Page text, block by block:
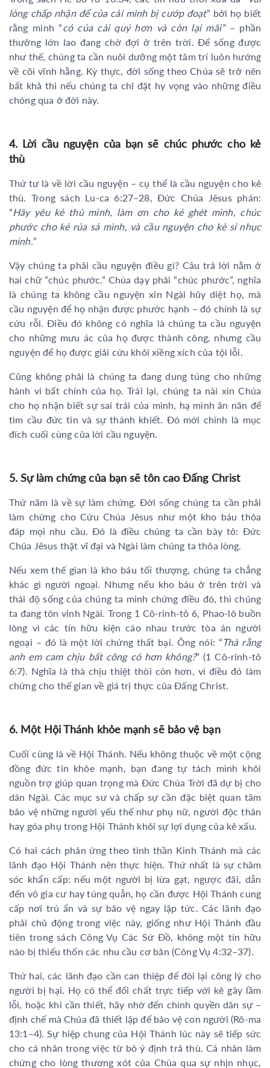
lòng chấp nhận để của cải mình bị cướp đoạt” bởi họ biết
rằng mình “có của cải quý hơn và còn lại mãi”– phần
thưởng lớn lao đang chờ đợi ở trên trời. Để sống được
như thế, chúng ta cần nuôi dưỡng một tâm trí luôn hướng
về cõi vĩnh hằng. Kỳ thực, đời sống theo Chúa sẽ trở nên
bất khả thi nếu chúng ta chỉ đặt hy vọng vào những điều
chóng qua ở đời này.
4. Lời cầu nguyện của bạn sẽ chúc phước cho kẻ
thù
Thứ tư là về lời cầu nguyện – cụ thể là cầu nguyện cho kẻ
thù. Trong sách Lu-ca 6:27–28, Đức Chúa Jêsus phán:
“Hãy yêu kẻ thù mình, làm ơn cho kẻ ghét mình, chúc
phước cho kẻ rủa sả mình, và cầu nguyện cho kẻ sỉ nhục
mình.”
Vậy chúng ta phải cầu nguyện điều gì? Câu trả lời nằm ở
hai chữ “chúc phước.” Chúa dạy phải “chúc phước”, nghĩa
là chúng ta không cầu nguyện xin Ngài hủy diệt họ, mà
cầu nguyện để họ nhận được phước hạnh – đó chính là sự
cứu rỗi. Điều đó không có nghĩa là chúng ta cầu nguyện
cho những mưu ác của họ được thành công, nhưng cầu
nguyện để họ được giải cứu khỏi xiềng xích của tội lỗi.
Cũng không phải là chúng ta đang dung túng cho những
hành vi bất chính của họ. Trái lại, chúng ta nài xin Chúa
cho họ nhận biết sự sai trái của mình, hạ mình ăn năn để
tìm cầu đức tin và sự thánh khiết. Đó mới chính là mục
đích cuối cùng của lời cầu nguyện.
5. Sự làm chứng của bạn sẽ tôn cao Đấng Christ
Thứ năm là về sự làm chứng. Đời sống chúng ta cần phải
làm chứng cho Cứu Chúa Jêsus như một kho báu thỏa
đáp mọi nhu cầu. Đó là điều chúng ta cần bày tỏ: Đức
Chúa Jêsus thật vĩ đại và Ngài làm chúng ta thỏa lòng.
Nếu xem thế gian là kho báu tối thượng, chúng ta chẳng
khác gì người ngoại. Nhưng nếu kho báu ở trên trời và
thái độ sống của chúng ta minh chứng điều đó, thì chúng
ta đang tôn vinh Ngài. Trong 1 Cô-rinh-tô 6, Phao-lô buồn
lòng vì các tín hữu kiện cáo nhau trước tòa án người
ngoại – đó là một lời chứng thất bại. Ông nói: “ Thà rằng
anh em cam chịu bất công có hơn không?” (1 Cô-rinh-tô
6:7). Nghĩa là thà chịu thiệt thòi còn hơn, vì điều đó làm
chứng cho thế gian về giá trị thực của Đấng Christ.
6. Một Hội Thánh khỏe mạnh sẽ bảo vệ bạn
Cuối cùng là về Hội Thánh. Nếu không thuộc về một cộng
đồng đức tin khỏe mạnh, bạn đang tự tách mình khỏi
nguồn trợ giúp quan trọng mà Đức Chúa Trời đã dự bị cho
dân Ngài. Các mục sư và chấp sự cần đặc biệt quan tâm
bảo vệ những người yếu thế như phụ nữ, người độc thân
hay góa phụ trong Hội Thánh khỏi sự lợi dụng của kẻ xấu.
Có hai cách phản ứng theo tinh thần Kinh Thánh mà các
lãnh đạo Hội Thánh nên thực hiện. Thứ nhất là sự chăm
sóc khẩn cấp: nếu một người bị lừa gạt, ngược đãi, dẫn
đến vô gia cư hay túng quẫn, họ cần được Hội Thánh cung
cấp nơi trú ẩn và sự bảo vệ ngay lập tức. Các lãnh đạo
phải chủ động trong việc này, giống như Hội Thánh đầu
tiên trong sách Công Vụ Các Sứ Đồ, không một tín hữu
nào bị thiếu thốn các nhu cầu cơ bản (Công Vụ 4:32–37).
Thứ hai, các lãnh đạo cần can thiệp để đòi lại công lý cho
người bị hại. Họ có thể đối chất trực tiếp với kẻ gây lầm
lỗi, hoặc khi cần thiết, hãy nhờ đến chính quyền dân sự –
định chế mà Chúa đã thiết lập để bảo vệ con người (Rô-ma
13:1–4). Sự hiệp chung của Hội Thánh lúc này sẽ tiếp sức
cho cá nhân trong việc từ bỏ ý định trả thù. Cá nhân làm
chứng cho lòng thương xót của Chúa qua sự nhịn nhục,